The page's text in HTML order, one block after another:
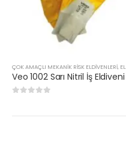
ÇOK AMAÇLI MEKANIK RISK ELDIVENLERI, EL VE KOL KORUMA
Veo 1002 Sarı Nitril İş Eldiveni